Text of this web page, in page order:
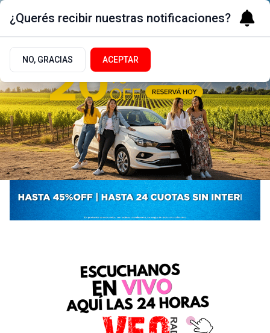
¿Querés recibir nuestras notificaciones?
NO, GRACIAS ACEPTAR